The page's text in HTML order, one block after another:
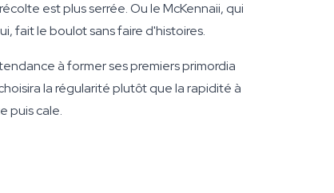
est plus serrée. Ou le McKennaii, qui
fait le boulot sans faire d'histoires.
à former ses premiers primordia
la régularité plutôt que la rapidité à
puis cale.